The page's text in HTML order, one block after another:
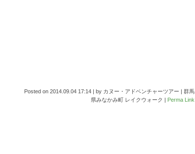
Posted on 2014.09.04 17:14 | by カヌー・アドベンチャーツアー | 群馬
県みなかみ町 レイクウォーク | Perma Link